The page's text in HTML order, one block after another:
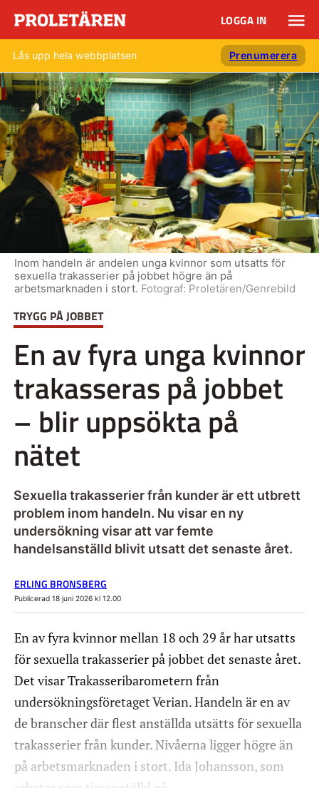
LOGGA IN
Lås upp hela webbplatsen Prenumerera
TRYGG PÅ JOBBET
En av fyra unga kvinnor
trakasseras på jobbet
– blir uppsökta på
nätet
Sexuella trakasserier från kunder är ett utbrett
problem inom handeln. Nu visar en ny
undersökning visar att var femte
handelsanställd blivit utsatt det senaste året.
Inom handeln är andelen unga kvinnor som utsatts för
sexuella trakasserier på jobbet högre än på
arbetsmarknaden i stort. Fotograf: Proletären/Genrebild
ERLING BRONSBERG
Publicerad 18 juni 2026 kl 12.00
En av fyra kvinnor mellan 18 och 29 år har utsatts
för sexuella trakasserier på jobbet det senaste året.
Det visar Trakasseribarometern från
undersökningsföretaget Verian. Handeln är en av
de branscher där flest anställda utsätts för sexuella
trakasserier från kunder. Nivåerna ligger högre än
på arbetsmarknaden i stort. Ida Johansson, som